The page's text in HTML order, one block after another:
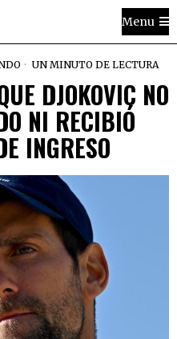
Menu
UN MINUTO DE LECTURA
DJOKOVIC NO
NI RECIBIÓ
INGRESO